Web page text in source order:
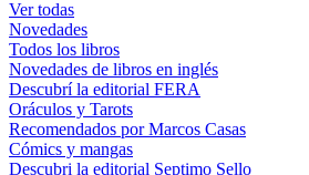
Ver todas
Novedades
Todos los libros
Novedades de libros en inglés
Descubrí la editorial FERA
Oráculos y Tarots
Recomendados por Marcos Casas
Cómics y mangas
Descubri la editorial Septimo Sello